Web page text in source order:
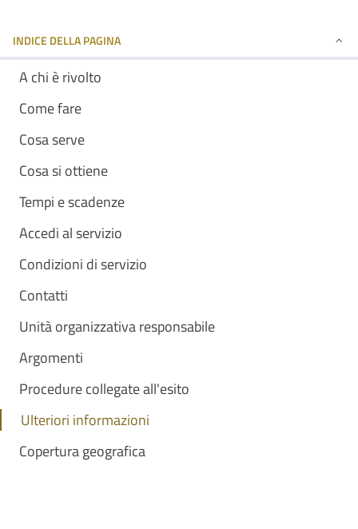
INDICE DELLA PAGINA
A chi è rivolto
Come fare
Cosa serve
Cosa si ottiene
Tempi e scadenze
Accedi al servizio
Condizioni di servizio
Contatti
Unità organizzativa responsabile
Argomenti
Procedure collegate all'esito
Ulteriori informazioni
Copertura geografica